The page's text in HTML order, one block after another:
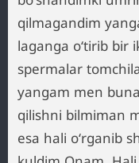
qilmagandim
laganga oʻtirib bir
spermalar
yangam men
qilishni bilmiman
esa hali oʻrganib